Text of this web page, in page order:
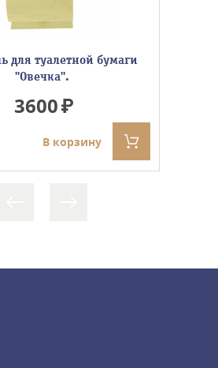
для туалетной бумаги
''Овечка''.
3600
В корзину